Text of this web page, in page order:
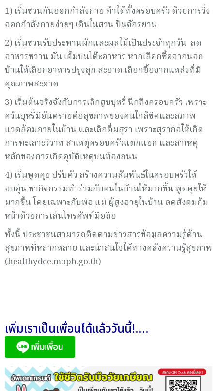
1) เริ่มชวนกันออกกำลังกาย ทำได้ทั้งครอบครัว ด้วยการวิ่ง
ออกกำลังกายง่ายๆ เดินในสวน ปั่นจักรยาน
2) เริ่มชวนรับประทานผักและผลไม้เป็นประจำทุกวัน ลด
อาหารหวาน มัน เค็มบนโต๊ะอาหาร หากเลือกซื้อจากนอก
บ้านให้เลือกอาหารปรุงสุก สะอาด เลือกซื้อจากแหล่งที่มี
คุณภาพสะอาด
3) เริ่มต้นจริงจังกับการเลิกสูบบุหรี่ นึกถึงครอบครัว เพราะ
ควันบุหรี่มีอันตรายต่อสุขภาพของคนใกล้ชิดและสภาพ
แวดล้อมภายในบ้าน และเลิกดื่มสุรา เพราะสุราก่อให้เกิด
การทะเลาะวิวาท สาเหตุครอบครัวแตกแยก และสาเหตุ
หลักของการเกิดอุบัติเหตุบนท้องถนน
4) เริ่มพูดคุย ปรับตัว สร้างความสัมพันธ์ในครอบครัวให้
อบอุ่น หากิจกรรมทำร่วมกับคนในบ้านให้มากขึ้น พูดคุยให้
มากขึ้น โดยเฉพาะกับพ่อ แม่ ผู้สูงอายุในบ้าน ลดสังคมก้ม
หน้าด้วยการเล่นโทรศัพท์มือถือ
ทั้งนี้ ประชาชนสามารถติดตามข่าวสารข้อมูลความรู้ด้าน
สุขภาพที่หลากหลาย และน่าสนใจได้ทางคลังความรู้สุขภาพ
(healthydee.moph.go.th)
เพิ่มเราเป็นเพื่อนได้แล้ววันนี้!....